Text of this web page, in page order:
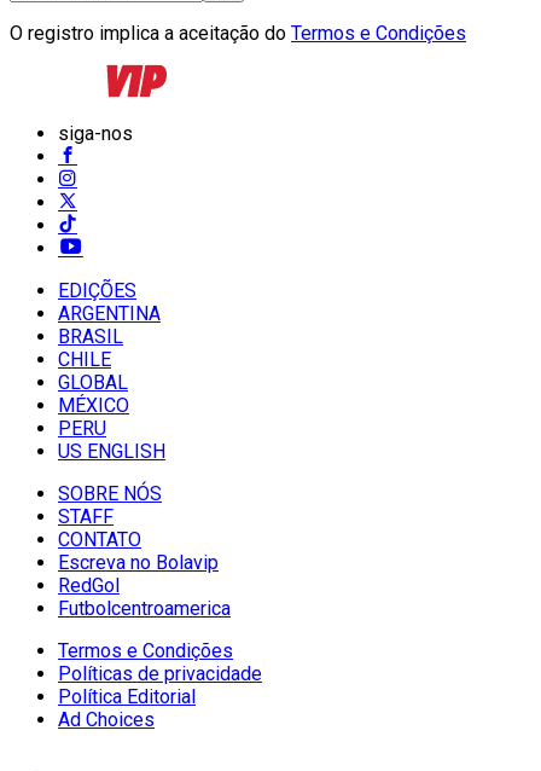
O registro implica a aceitação do Termos e Condições
siga-nos
EDIÇÕES
ARGENTINA
BRASIL
CHILE
GLOBAL
MÉXICO
PERU
US ENGLISH
SOBRE NÓS
STAFF
CONTATO
Escreva no Bolavip
RedGol
Futbolcentroamerica
Termos e Condições
Políticas de privacidade
Política Editorial
Ad Choices